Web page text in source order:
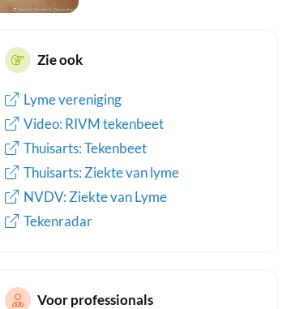
Zie ook
Lyme vereniging
Video: RIVM tekenbeet
Thuisarts: Tekenbeet
Thuisarts: Ziekte van lyme
NVDV: Ziekte van Lyme
Tekenradar
Voor professionals